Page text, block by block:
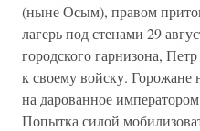
(ныне Осым), правом
лагерь под стенами 29
городского гарнизона,
к своему войску. Горожане
на дарованное
Попытка силой